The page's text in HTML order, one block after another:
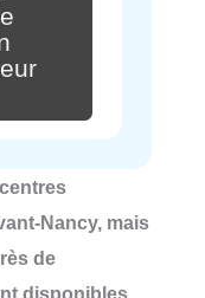
Nancy, mais
de
disponibles